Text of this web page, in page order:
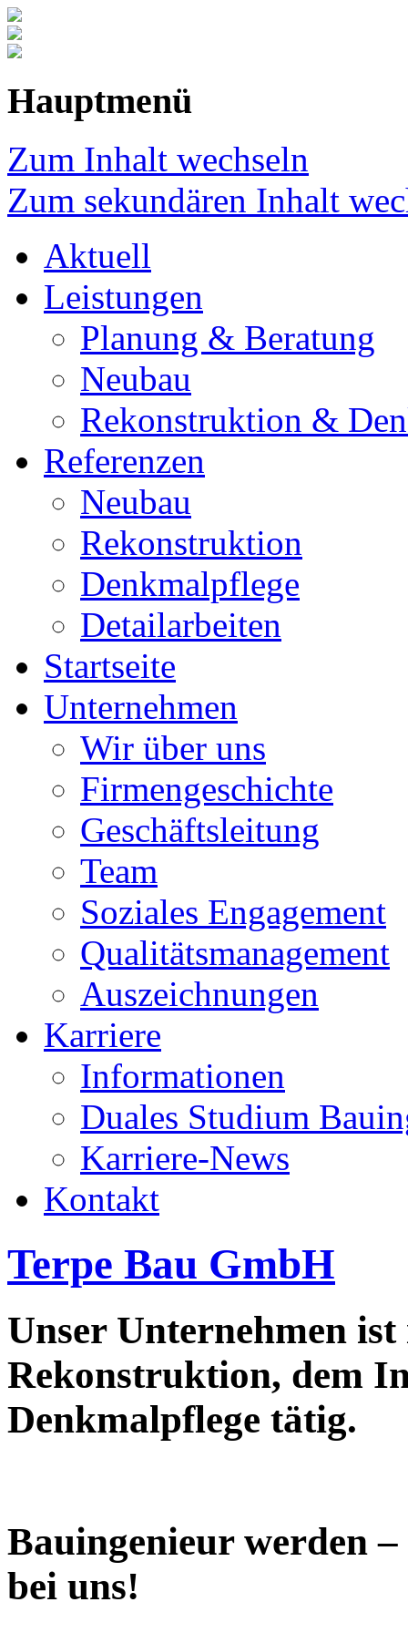
Hauptmenü
Zum Inhalt wechseln
Zum sekundären Inhalt
Aktuell
Leistungen
Planung & Beratung
Neubau
Rekonstruktion &
Referenzen
Neubau
Rekonstruktion
Denkmalpflege
Detailarbeiten
Startseite
Unternehmen
Wir über uns
Firmengeschichte
Geschäftsleitung
Team
Soziales Engagement
Qualitätsmanagement
Auszeichnungen
Karriere
Informationen
Duales Studium
Karriere-News
Kontakt
Terpe Bau GmbH
Unser Unternehmen
Rekonstruktion, dem
Denkmalpflege tätig.
Bauingenieur werden
bei uns!